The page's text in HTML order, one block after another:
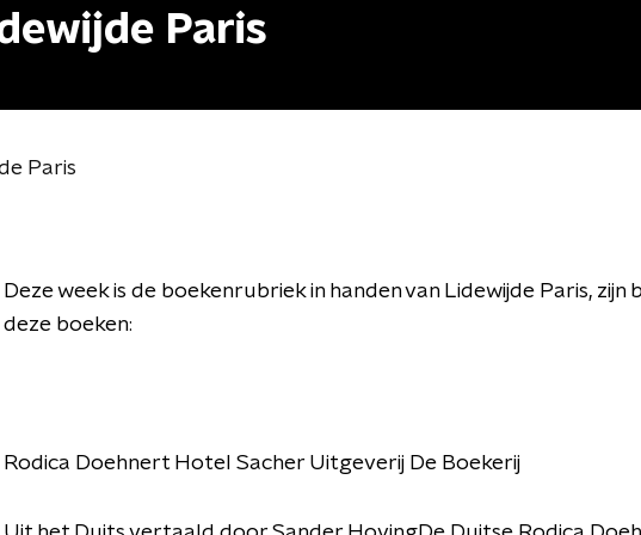
Paris
Paris
Deze week is de boekenrubriek in handen van Lidewijde Paris, zijn
deze boeken:
Rodica Doehnert Hotel Sacher Uitgeverij De Boekerij